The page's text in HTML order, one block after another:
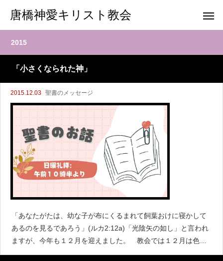
唐橋神愛キリスト教会
2015
「小さくなられた神」
2015.12.03 聖書のメッセージ
「あなたがたは、幼な子が布にくるまれて飼葉おけに寝かして
あるのを見るであろう」(ルカ2:12a)「光陰矢の如し」と言われ
ますが、今年も１２月を迎えました。 教会では１２月は色々
な行事があります。そのほとんどはクリスマスに関する行事で